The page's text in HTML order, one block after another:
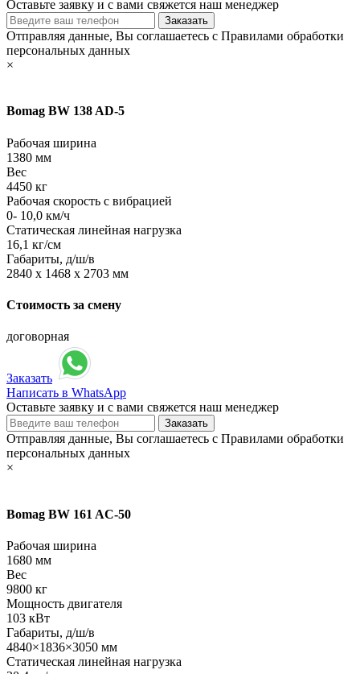
Оставьте заявку и с вами свяжется наш менеджер
Отправляя данные, Вы соглашаетесь с Правилами обработки
персональных данных
×
Bomag BW 138 AD-5
Рабочая ширина
1380 мм
Вес
4450 кг
Рабочая скорость с вибрацией
0- 10,0 км/ч
Статическая линейная нагрузка
16,1 кг/см
Габариты, д/ш/в
2840 х 1468 х 2703 мм
Стоимость за смену
договорная
Заказать
Написать в WhatsApp
Оставьте заявку и с вами свяжется наш менеджер
Отправляя данные, Вы соглашаетесь с Правилами обработки
персональных данных
×
Bomag BW 161 AC-50
Рабочая ширина
1680 мм
Вес
9800 кг
Мощность двигателя
103 кВт
Габариты, д/ш/в
4840×1836×3050 мм
Статическая линейная нагрузка